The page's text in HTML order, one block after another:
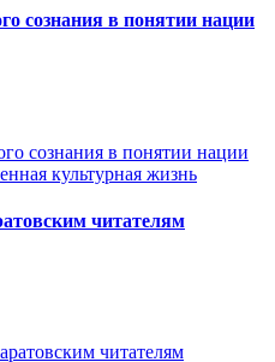
сознания в понятии нации
культурная жизнь
читателям